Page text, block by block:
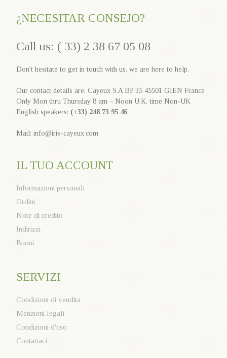
¿NECESITAR CONSEJO?
Call us: ( 33) 2 38 67 05 08
Don't hesitate to get in touch with us, we are here to help.
Our contact details are: Cayeux S.A BP 35 45501 GIEN France
Only Mon thru Thursday 8 am – Noon U.K. time Non-UK
English speakers: (+33) 248 73 95 46
Mail: info@iris-cayeux.com
IL TUO ACCOUNT
Informazioni personali
Ordini
Note di credito
Indirizzi
Buoni
SERVIZI
Condizioni di vendita
Menzioni legali
Condizioni d'uso
Contattaci